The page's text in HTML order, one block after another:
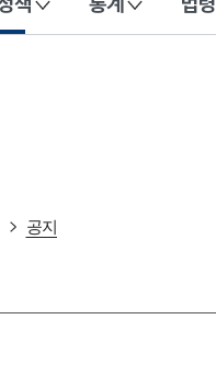
리집입니다.
공지